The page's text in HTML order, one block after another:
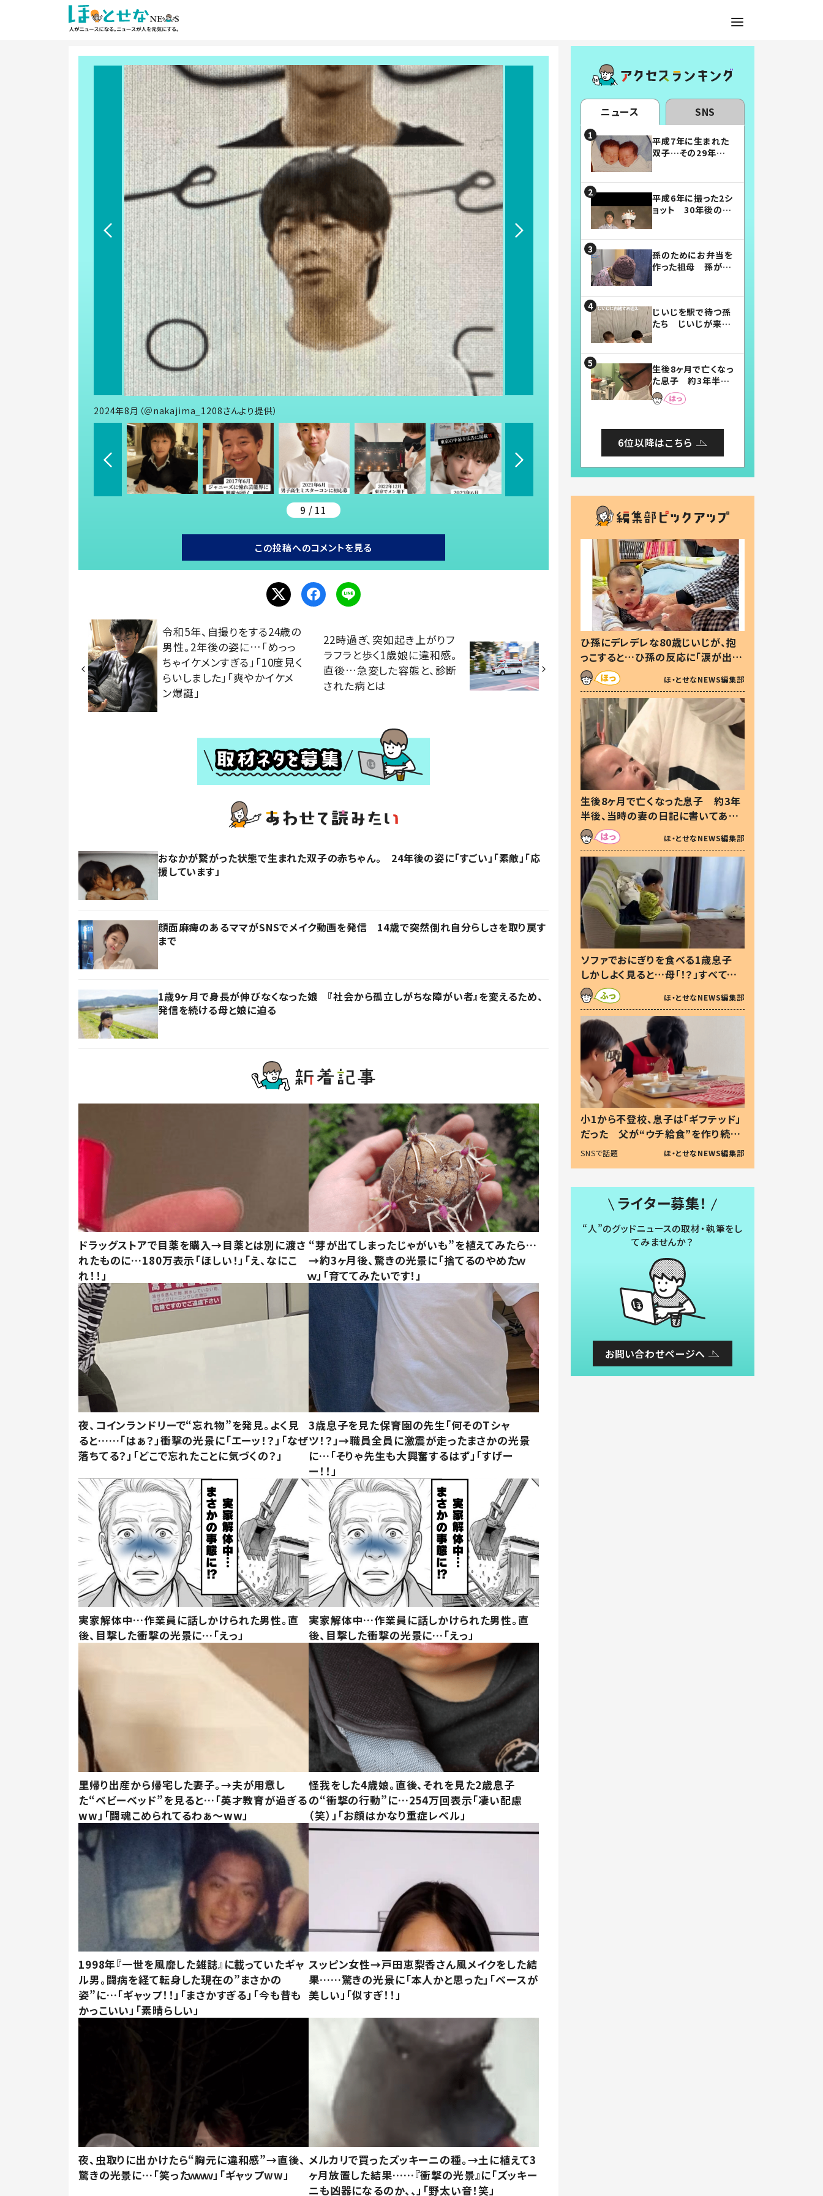
2024年8月（＠nakajima_1208さんより提供）
9 / 11
この投稿へのコメントを見る
令和5年、自撮りをする24歳の
男性。2年後の姿に…「めっっ
ちゃイケメンすぎる」「10度見く
らいしました」「爽やかイケメ
ン爆誕」
22時過ぎ、突如起き上がりフ
ラフラと歩く1歳娘に違和感。
直後…急変した容態と、診断
された病とは
おなかが繋がった状態で生まれた双子の赤ちゃん。 24年後の姿に「すごい」「素敵」「応
援しています」
顔面麻痺のあるママがSNSでメイク動画を発信 14歳で突然倒れ自分らしさを取り戻す
まで
1歳9ヶ月で身長が伸びなくなった娘 『社会から孤立しがちな障がい者』を変えるため、
発信を続ける母と娘に迫る
ドラッグストアで目薬を購入→目薬とは別に渡さ
れたものに…180万表示「ほしい！」「え、なにこ
れ！！」
“芽が出てしまったじゃがいも”を植えてみたら…
→約3ヶ月後、驚きの光景に「捨てるのやめたｗ
ｗ」「育ててみたいです！」
夜、コインランドリーで“忘れ物”を発見。よく見
ると……「はぁ？」衝撃の光景に「エーッ！？」「なぜ
落ちてる？」「どこで忘れたことに気づくの？」
3歳息子を見た保育園の先生「何そのTシャ
ツ！？」→職員全員に激震が走ったまさかの光景
に…「そりゃ先生も大興奮するはず」「すげー
ー！！」
実家解体中…作業員に話しかけられた男性。直
後、目撃した衝撃の光景に…「えっ」
実家解体中…作業員に話しかけられた男性。直
後、目撃した衝撃の光景に…「えっ」
里帰り出産から帰宅した妻子。→夫が用意し
た“ベビーベッド”を見ると…「英才教育が過ぎる
ww」「闘魂こめられてるわぁ～ww」
怪我をした4歳娘。直後、それを見た2歳息子
の“衝撃の行動”に…254万回表示「凄い配慮
（笑）」「お顔はかなり重症レベル」
1998年『一世を風靡した雑誌』に載っていたギャ
ル男。闘病を経て転身した現在の”まさかの
姿”に…「ギャップ！！」「まさかすぎる」「今も昔も
かっこいい」「素晴らしい」
スッピン女性→戸田恵梨香さん風メイクをした結
果……驚きの光景に「本人かと思った」「ベースが
美しい」「似すぎ！！」
夜、虫取りに出かけたら“胸元に違和感”→直後、
驚きの光景に…「笑ったｗｗｗ」「ギャップww」
メルカリで買ったズッキーニの種。→土に植えて3
ヶ月放置した結果……『衝撃の光景』に「ズッキー
ニも凶器になるのか、、」「野太い音！笑」
ニュース SNS
平成7年に生まれた
双子…その29年後
平成6年に撮った2シ
ョット 30年後の姿
孫のためにお弁当を
作った祖母 孫が絶
じいじを駅で待つ孫
たち じいじが来た
まらない」「幸せにな
れる」
生後8ヶ月で亡くなっ
た息子 約3年半
後、当時の妻の日記
に書いてあった本音
6位以降はこちら
ひ孫にデレデレな80歳じいじが、抱
っこすると…ひ孫の反応に「涙が出ま
した」「可愛くて仕方ない」
ほ・とせなNEWS編集部
生後8ヶ月で亡くなった息子 約3年
半後、当時の妻の日記に書いてあっ
た本音とは
ほ・とせなNEWS編集部
ソファでおにぎりを食べる1歳息子
しかしよく見ると…母「！？」すべてを
察した母の投稿に「可愛いから許
す！」「現行犯〜」
ほ・とせなNEWS編集部
小1から不登校、息子は「ギフテッド」
だった 父が“ウチ給食”を作り続け
る理由とは #令和の親 #令和の子
SNSで話題 ほ・とせなNEWS編集部
ライター募集！
“人”のグッドニュースの取材・執筆をし
てみませんか？
お問い合わせページへ